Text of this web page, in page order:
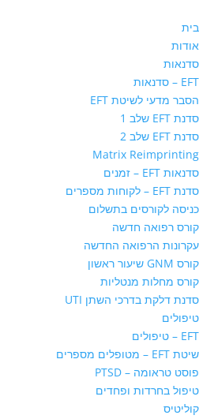
בית
אודות
סדנאות
EFT – סדנאות
הסבר מדעי לשיטת EFT
סדנת EFT שלב 1
סדנת EFT שלב 2
Matrix Reimprinting
סדנאות EFT – זמנים
סדנת EFT – לקוחות מספרים
כניסה לקורסים בתשלום
קורס רפואה חדשה
עקרונות הרפואה החדשה
קורס GNM שיעור ראשון
קורס מחלות מנטליות
סדנת דלקת בדרכי השתן UTI
טיפולים
EFT – טיפולים
שיטת EFT – מטופלים מספרים
פוסט טראומה – PTSD
טיפול בחרדות ופחדים
קוליטיס